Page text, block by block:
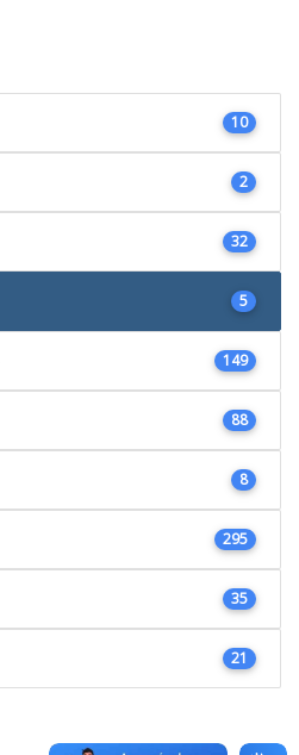
10
2
32
5
149
88
8
295
35
21